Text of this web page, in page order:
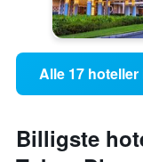
Alle 17
Billigste